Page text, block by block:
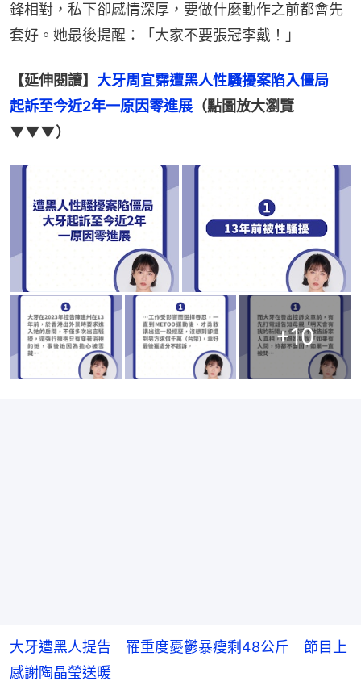
鋒相對，私下卻感情深厚，要做什麼動作之前都會先
套好。她最後提醒：「大家不要張冠李戴！」
【延伸閱讀】 大牙周宜霈遭黑人性騷擾案陷入僵局
起訴至今近2年一原因零進展 （點圖放大瀏覽
▼▼▼）
+10
大牙遭黑人提告 罹重度憂鬱暴瘦剩48公斤 節目上
感謝陶晶瑩送暖